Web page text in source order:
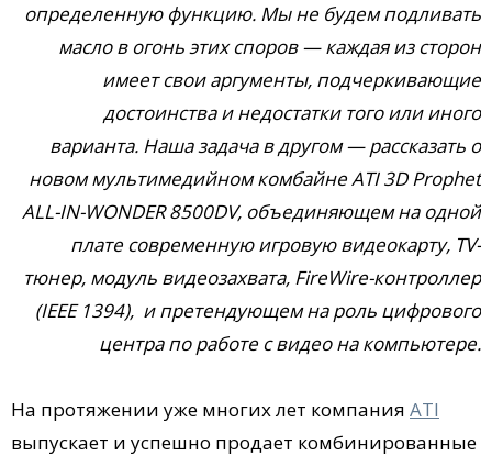
определенную функцию. Мы не будем подливать
масло в огонь этих споров — каждая из сторон
имеет свои аргументы, подчеркивающие
достоинства и недостатки того или иного
варианта. Наша задача в другом — рассказать о
новом мультимедийном комбайне ATI 3D Prophet
ALL-IN-WONDER 8500DV, объединяющем на одной
плате современную игровую видеокарту, TV-
тюнер, модуль видеозахвата, FireWire-контроллер
(IEEE 1394), и претендующем на роль цифрового
центра по работе с видео на компьютере.
На протяжении уже многих лет компания ATI
выпускает и успешно продает комбинированные